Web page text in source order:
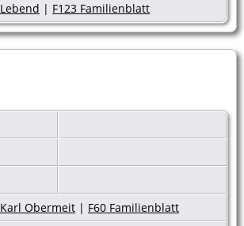
Lebend | F123 Familienblatt
Karl Obermeit | F60 Familienblatt